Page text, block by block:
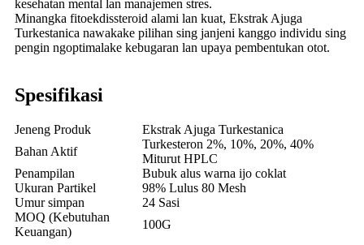
kesehatan mental lan manajemen stres.
Minangka fitoekdissteroid alami lan kuat, Ekstrak Ajuga
Turkestanica nawakake pilihan sing janjeni kanggo individu sing
pengin ngoptimalake kebugaran lan upaya pembentukan otot.
Spesifikasi
Jeneng Produk
Ekstrak Ajuga Turkestanica
Bahan Aktif
Turkesteron 2%, 10%, 20%, 40%
Miturut HPLC
Penampilan
Bubuk alus warna ijo coklat
Ukuran Partikel
98% Lulus 80 Mesh
Umur simpan
24 Sasi
MOQ (Kebutuhan
Keuangan)
100G